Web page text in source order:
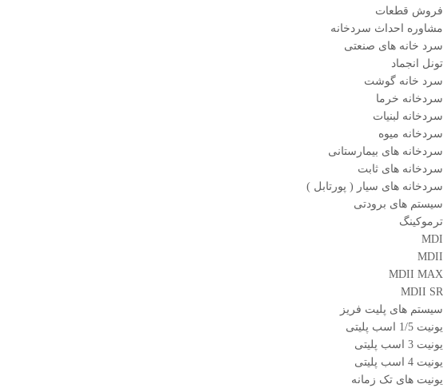
فروش قطعات
مشاوره احداث سردخانه
سرد خانه های صنعتی
تونل انجماد
سرد خانه گوشت
سردخانه خرما
سردخانه لبنیات
سردخانه میوه
سردخانه های بیمارستانی
سردخانه های ثابت
سردخانه های سیار ( پورتابل )
سیستم های برودتی
ترموکینگ
MDI
MDII
MDII MAX
MDII SR
سیستم های پلیت فریز
یونیت 1/5 اسب پلیتی
یونیت 3 اسب پلیتی
یونیت 4 اسب پلیتی
یونیت های تک زمانه